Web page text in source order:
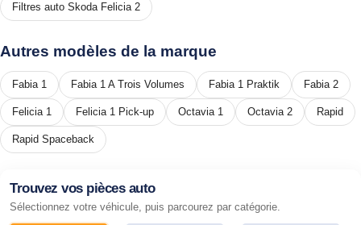
Filtres auto Skoda Felicia 2
Autres modèles de la marque
Fabia 1 Fabia 1 A Trois Volumes Fabia 1 Praktik Fabia 2
Felicia 1 Felicia 1 Pick-up Octavia 1 Octavia 2 Rapid
Rapid Spaceback
Trouvez vos pièces auto
Sélectionnez votre véhicule, puis parcourez par catégorie.